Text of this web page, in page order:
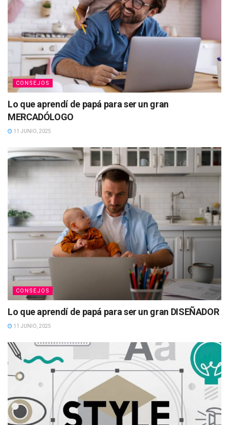
CONSEJOS
Lo que aprendí de papá para ser un gran
MERCADÓLOGO
11 JUNIO, 2025
CONSEJOS
Lo que aprendí de papá para ser un gran DISEÑADOR
11 JUNIO, 2025